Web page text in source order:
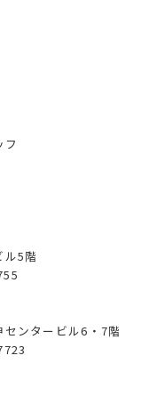
5階
ンタービル6・7階